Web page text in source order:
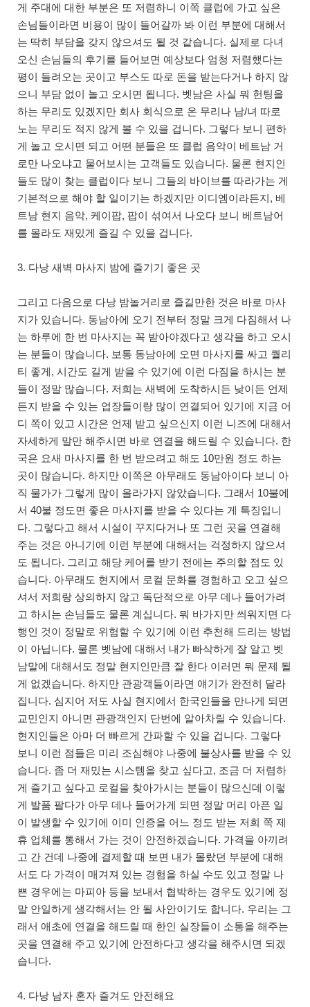
게 주대에 대한 부분은 또 저렴하니 이쪽 클럽에 가고 싶은
손님들이라면 비용이 많이 들어갈까 봐 이런 부분에 대해서
는 딱히 부담을 갖지 않으셔도 될 것 같습니다. 실제로 다녀
오신 손님들의 후기를 들어보면 예상보다 엄청 저렴했다는
평이 들려오는 곳이고 부스도 따로 돈을 받는다거나 하지 않
으니 부담 없이 놀고 오시면 됩니다. 벳남은 사실 뭐 헌팅을
하는 무리도 있겠지만 회사 회식으로 온 무리나 남/녀 따로
노는 무리도 적지 않게 볼 수 있을 겁니다. 그렇다 보니 편하
게 놀고 오시면 되고 어떤 분들은 또 클럽 음악이 베트남 거
로만 나오냐고 물어보시는 고객들도 있습니다. 물론 현지인
들도 많이 찾는 클럽이다 보니 그들의 바이브를 따라가는 게
기본적으로 해야 할 일이기는 하겠지만 이디엠이라든지, 베
트남 현지 음악, 케이팝, 팝이 섞여서 나오다 보니 베트남어
를 몰라도 재밌게 즐길 수 있을 겁니다.
3. 다낭 새벽 마사지 밤에 즐기기 좋은 곳
그리고 다음으로 다낭 밤놀거리로 즐길만한 것은 바로 마사
지가 있습니다. 동남아에 오기 전부터 정말 크게 다짐해서 나
는 하루에 한 번 마사지는 꼭 받아야겠다고 생각을 하고 오시
는 분들이 많습니다. 보통 동남아에 오면 마사지를 싸고 퀄리
티 좋게, 시간도 길게 받을 수 있기에 이런 다짐을 하시는 분
들이 정말 많습니다. 저희는 새벽에 도착하시든 낮이든 언제
든지 받을 수 있는 업장들이랑 많이 연결되어 있기에 지금 어
디 쪽이 있고 시간은 언제 받고 싶으신지 이런 니즈에 대해서
자세하게 말만 해주시면 바로 연결을 해드릴 수 있습니다. 한
국은 요새 마사지를 한 번 받으려고 해도 10만원 정도 하는
곳이 많습니다. 하지만 이쪽은 아무래도 동남아이다 보니 아
직 물가가 그렇게 많이 올라가지 않았습니다. 그래서 10불에
서 40불 정도면 좋은 마사지를 받을 수 있다는 게 특징입니
다. 그렇다고 해서 시설이 꾸지다거나 또 그런 곳을 연결해
주는 것은 아니기에 이런 부분에 대해서는 걱정하지 않으셔
도 됩니다. 그리고 해당 케어를 받기 전에는 주의할 점도 있
습니다. 아무래도 현지에서 로컬 문화를 경험하고 오고 싶으
셔서 저희랑 상의하지 않고 독단적으로 아무 데나 들어가려
고 하시는 손님들도 물론 계십니다. 뭐 바가지만 씌워지면 다
행인 것이 정말로 위험할 수 있기에 이런 추천해 드리는 방법
이 아닙니다. 물론 벳남에 대해서 내가 빠삭하게 잘 알고 벳
남말에 대해서도 정말 현지인만큼 잘 한다 이러면 뭐 문제 될
게 없겠습니다. 하지만 관광객들이라면 얘기가 완전히 달라
집니다. 심지어 저도 사실 현지에서 한국인들을 만나게 되면
교민인지 아니면 관광객인지 단번에 알아차릴 수 있습니다.
현지인들은 아마 더 빠르게 간파할 수 있을 겁니다. 그렇다
보니 이런 점들은 미리 조심해야 나중에 불상사를 받을 수 있
습니다. 좀 더 재밌는 시스템을 찾고 싶다고, 조금 더 저렴하
게 즐기고 싶다고 로컬을 찾아가시는 분들이 많으신데 이렇
게 발품 팔다가 아무 데나 들어가게 되면 정말 머리 아픈 일
이 발생할 수 있기에 이미 인증을 어느 정도 받는 저희 쪽 제
휴 업체를 통해서 가는 것이 안전하겠습니다. 가격을 아끼려
고 간 건데 나중에 결제할 때 보면 내가 몰랐던 부분에 대해
서도 다 가격이 매겨져 있는 경험을 하실 수도 있고 정말 나
쁜 경우에는 마피아 등을 보내서 협박하는 경우도 있기에 정
말 안일하게 생각해서는 안 될 사안이기도 합니다. 우리는 그
래서 애초에 연결을 해드릴 때 한인 실장들이 소통을 해주는
곳을 연결해 주고 있기에 안전하다고 생각을 해주시면 되겠
습니다.
4. 다낭 남자 혼자 즐겨도 안전해요